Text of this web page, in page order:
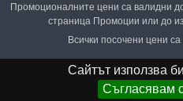
Промоционалните цени са валидни
страница Промоции или до
Всички посочени цени
Copyright © 2002-2026
Сайтът използва
Съгласявам